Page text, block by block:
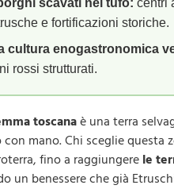
borghi scavati nel tufo: centri
e fortificazioni storiche.
cultura enogastronomica
rossi strutturati.
toscanaè una terra
mano. Chi sceglie
fino a raggiungere le
un benessere che già